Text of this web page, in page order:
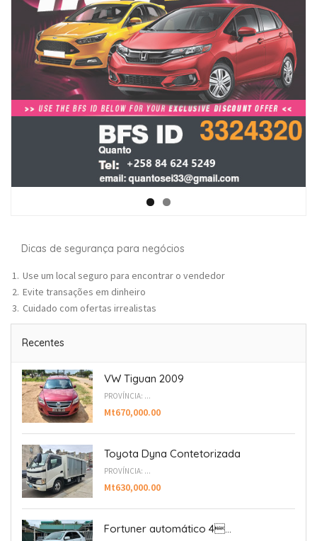
Dicas de segurança para negócios
Use um local seguro para encontrar o vendedor
Evite transações em dinheiro
Cuidado com ofertas irrealistas
Recentes
VW Tiguan 2009
PROVÍNCIA: ...
Mt670,000.00
Toyota Dyna Contetorizada
PROVÍNCIA: ...
Mt630,000.00
Fortuner automático 4...